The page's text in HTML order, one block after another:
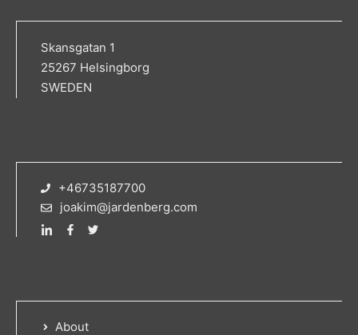
Skansgatan 1
25267 Helsingborg
SWEDEN
+46735187700
joakim@jardenberg.com
About